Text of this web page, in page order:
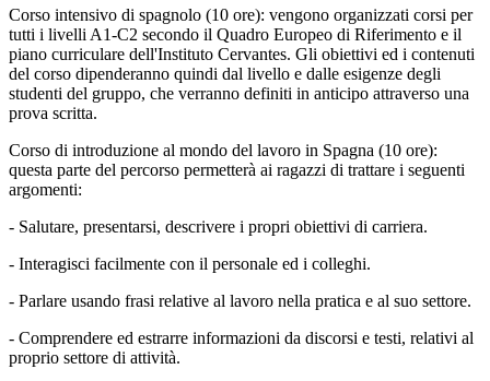
Corso intensivo di spagnolo (10 ore): vengono organizzati corsi per
tutti i livelli A1-C2 secondo il Quadro Europeo di Riferimento e il
piano curriculare dell'Instituto Cervantes. Gli obiettivi ed i contenuti
del corso dipenderanno quindi dal livello e dalle esigenze degli
studenti del gruppo, che verranno definiti in anticipo attraverso una
prova scritta.
Corso di introduzione al mondo del lavoro in Spagna (10 ore):
questa parte del percorso permetterà ai ragazzi di trattare i seguenti
argomenti:
- Salutare, presentarsi, descrivere i propri obiettivi di carriera.
- Interagisci facilmente con il personale ed i colleghi.
- Parlare usando frasi relative al lavoro nella pratica e al suo settore.
- Comprendere ed estrarre informazioni da discorsi e testi, relativi al
proprio settore di attività.